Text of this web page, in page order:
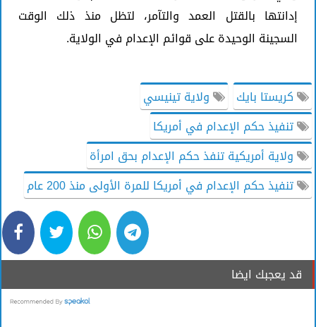
إدانتها بالقتل العمد والتآمر، لتظل منذ ذلك الوقت
السجينة الوحيدة على قوائم الإعدام في الولاية.
كريستا بايك
ولاية تينيسي
تنفيذ حكم الإعدام في أمريكا
ولاية أمريكية تنفذ حكم الإعدام بحق امرأة
تنفيذ حكم الإعدام في أمريكا للمرة الأولى منذ 200 عام
قد يعجبك ايضا